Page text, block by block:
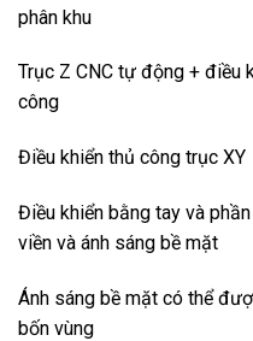
phân khu
Trục Z CNC tự động + điều
công
Điều khiển thủ công trục XY
Điều khiển bằng tay và
viền và ánh sáng bề mặt
Ánh sáng bề mặt có thể
bốn vùng